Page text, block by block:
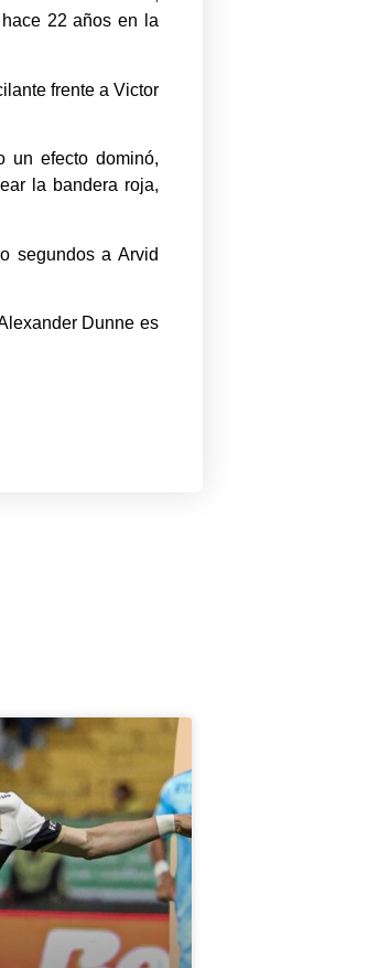
22 años en la
frente a Victor
un efecto dominó,
la bandera roja,
segundos a Arvid
Dunne es